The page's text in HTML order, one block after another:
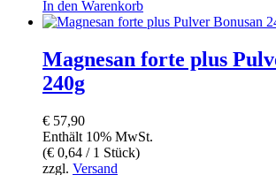
In den Warenkorb
Magnesan forte plus
240g
€ 57,90
Enthält 10% MwSt.
(€ 0,64 / 1 Stück)
zzgl. Versand